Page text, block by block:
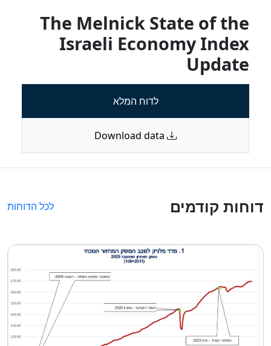
The Melnick State of the
Israeli Economy Index
Update
לדוח המלא
דוחות קודמים לכל הדוחות